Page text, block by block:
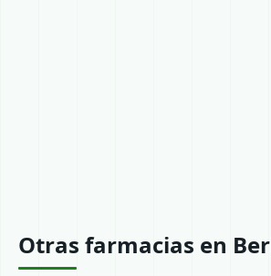
Otras farmacias en